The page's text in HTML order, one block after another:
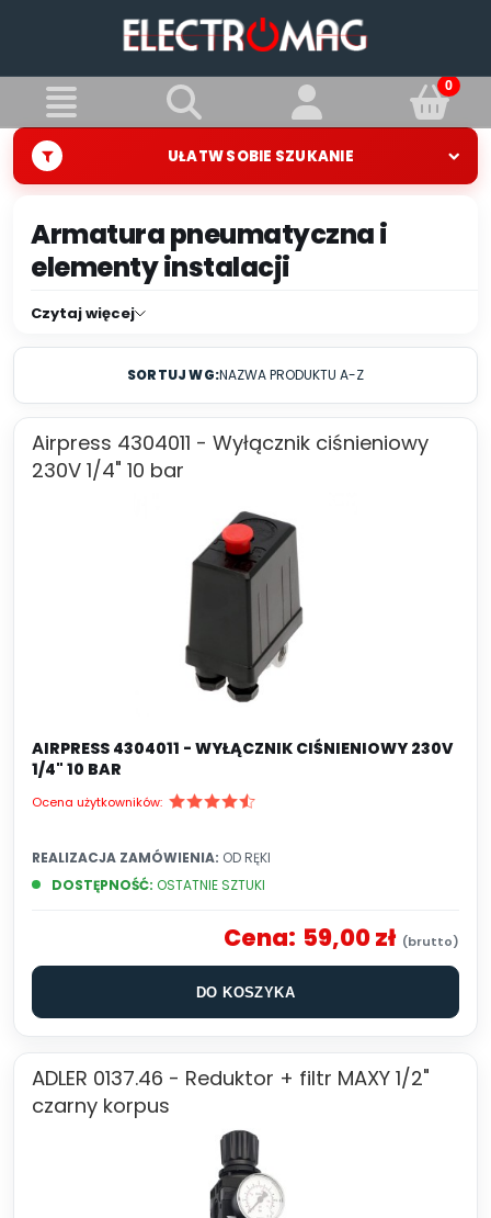
UŁATW SOBIE SZUKANIE
Armatura pneumatyczna i
elementy instalacji
reduktor ciśnienia lub zawór redukcyjny, to
instalacjach pneumatycznych do kontroli
reduktora jest obniżanie ciśnienia sprężonego
powietrza do poziomu wymaganego w danej
aplikacji. Reduktory pneumatyczne są używane
przed nadmiernym ciśnieniem, co może
prowadzić do uszkodzeń lub awarii. Reduktory
pneumatyczne są ważnym elementem w
systemach pneumatycznych i gwarantują
kontrolę ciśnienia powietrza, co jest kluczowe w
wielu aplikacjach przemysłowych,
laboratoryjnych i innych dziedzinach.
Czytaj więcej
SORTUJ WG:NAZWA PRODUKTU A-Z
Airpress 4304011 - Wyłącznik ciśnieniowy
230V 1/4" 10 bar
AIRPRESS 4304011 - WYŁĄCZNIK CIŚNIENIOWY 230V
1/4" 10 BAR
Ocena użytkowników:
DOSTĘPNOŚĆ: OSTATNIE SZTUKI
REALIZACJA ZAMÓWIENIA: OD RĘKI
Cena: 59,00 zł
DO KOSZYKA
ADLER 0137.46 - Reduktor + filtr MAXY 1/2"
czarny korpus